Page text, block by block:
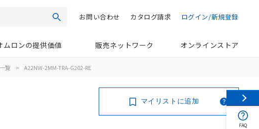
検索 ログイン/新規登録
カタログ請求
お問い合わせ
ムロンの提供価値 販売ネットワーク オンラインストア
覧 > A22NW-2MM-TRA-G202-RE
マイリストに追加
FAQ